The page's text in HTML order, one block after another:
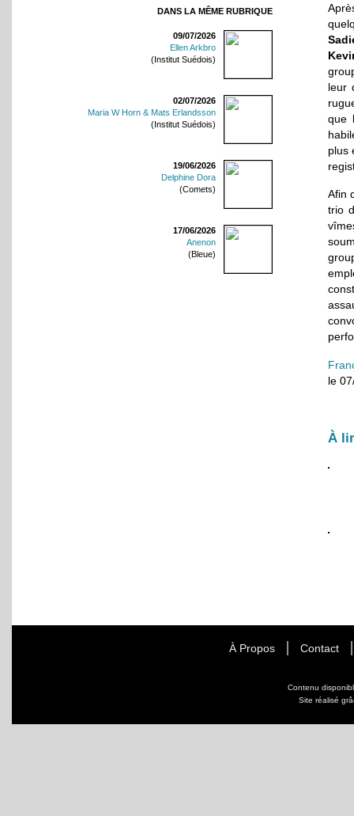
DANS LA MÊME RUBRIQUE
09/07/2026
Ellen Arkbro
(Institut Suédois)
02/07/2026
Maria W Horn & Mats Erlandsson
(Institut Suédois)
19/06/2026
Delphine Dora
(Comets)
17/06/2026
Anenon
(Bleue)
leur
que
plus
Afin
trio
le
À
À Propos Contact
Contenu
Site réalisé